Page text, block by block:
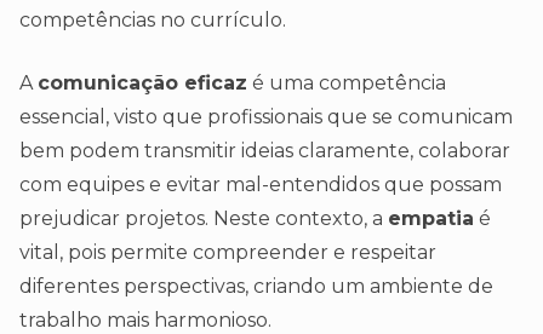
competências no currículo.
A comunicação eficaz é uma competência
essencial, visto que profissionais que se comunicam
bem podem transmitir ideias claramente, colaborar
com equipes e evitar mal-entendidos que possam
prejudicar projetos. Neste contexto, a empatia é
vital, pois permite compreender e respeitar
diferentes perspectivas, criando um ambiente de
trabalho mais harmonioso.